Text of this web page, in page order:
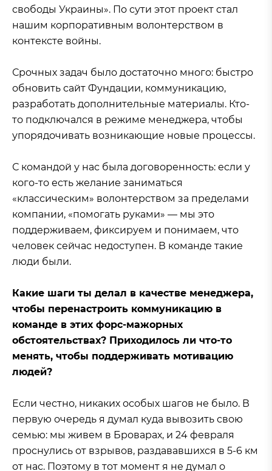
свободы Украины». По сути этот проект стал
нашим корпоративным волонтерством в
контексте войны.
Срочных задач было достаточно много: быстро
обновить сайт Фундации, коммуникацию,
разработать дополнительные материалы. Кто-
то подключался в режиме менеджера, чтобы
упорядочивать возникающие новые процессы.
С командой у нас была договоренность: если у
кого-то есть желание заниматься
«классическим» волонтерством за пределами
компании, «помогать руками» — мы это
поддерживаем, фиксируем и понимаем, что
человек сейчас недоступен. В команде такие
люди были.
Какие шаги ты делал в качестве менеджера,
чтобы перенастроить коммуникацию в
команде в этих форс-мажорных
обстоятельствах? Приходилось ли что-то
менять, чтобы поддерживать мотивацию
людей?
Если честно, никаких особых шагов не было. В
первую очередь я думал куда вывозить свою
семью: мы живем в Броварах, и 24 февраля
проснулись от взрывов, раздававшихся в 5-6 км
от нас. Поэтому в тот момент я не думал о